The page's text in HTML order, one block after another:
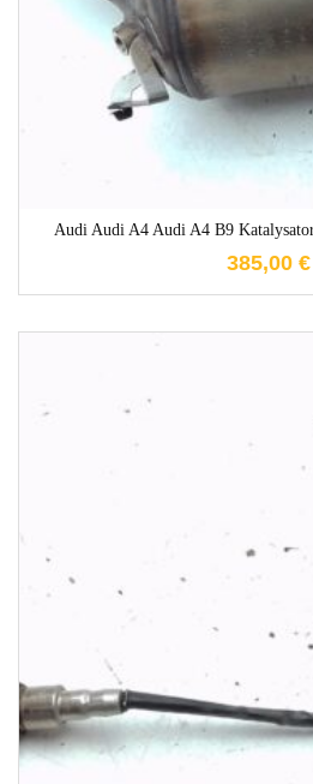
Audi Audi A4 Audi A4 B9
385,00 €